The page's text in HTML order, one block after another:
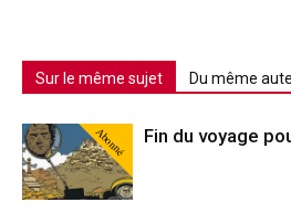
Sur le même sujet Du même
Abonné Fin du voyage